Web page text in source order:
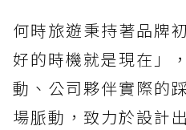
何時旅遊秉持著品牌
好的時機就是現在」
動、公司夥伴實際的
場脈動，致力於設計